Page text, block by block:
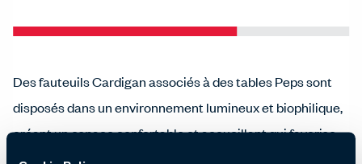
Des fauteuils Cardigan associés à des tables Peps sont
disposés dans un environnement lumineux et biophilique,
créant un espace confortable et accueillant qui favorise
le bien-être, les interactions informelles et les moments